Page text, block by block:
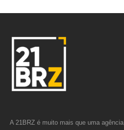
A 21BRZ é muito mais que uma